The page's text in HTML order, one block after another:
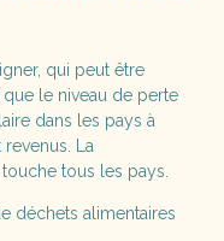
qui peut être
le niveau de perte
dans les pays à
La
tous les pays.
déchets alimentaires